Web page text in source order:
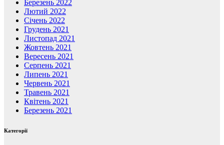
Березень 2022
Лютий 2022
Січень 2022
Грудень 2021
Листопад 2021
Жовтень 2021
Вересень 2021
Серпень 2021
Липень 2021
Червень 2021
Травень 2021
Квітень 2021
Березень 2021
Категорії